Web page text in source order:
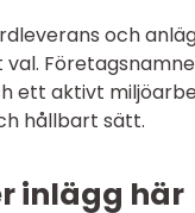
och
ett aktivt
hållbart sätt.
inlägg här